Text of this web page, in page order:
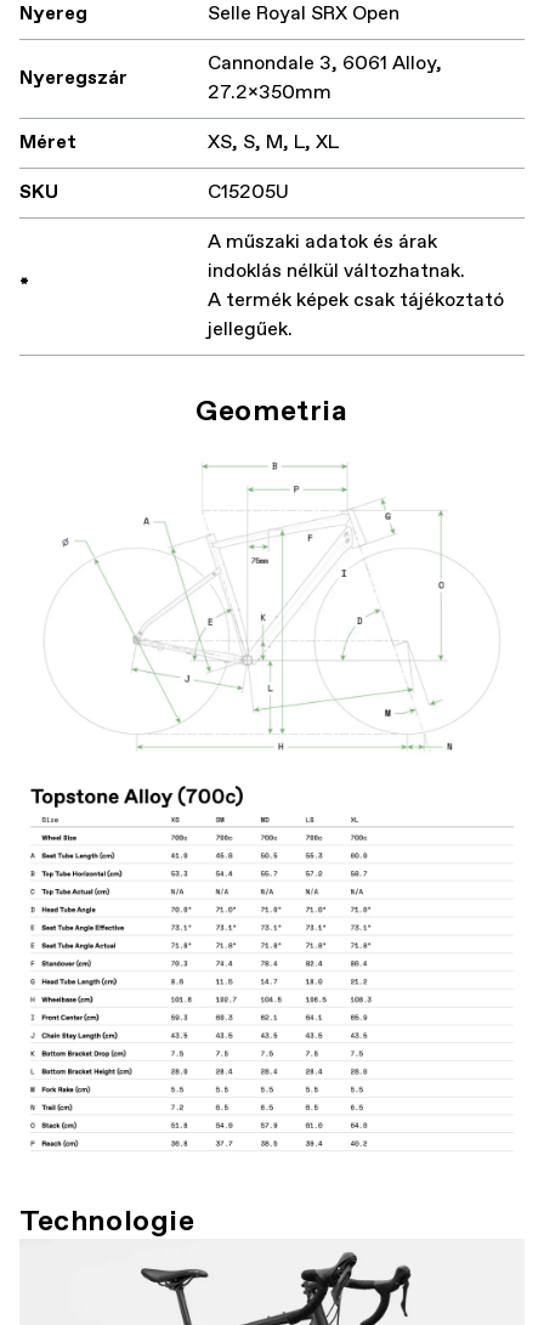
Nyereg
Selle Royal SRX Open
Nyeregszár
Cannondale 3, 6061 Alloy,
27.2x350mm
Méret
XS, S, M, L, XL
SKU
C15205U
*
A műszaki adatok és árak
indoklás nélkül változhatnak.
A termék képek csak tájékoztató
jellegűek.
Geometria
Technologie